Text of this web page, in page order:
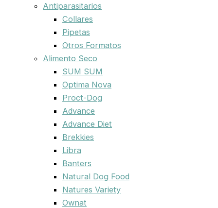
Antiparasitarios
Collares
Pipetas
Otros Formatos
Alimento Seco
SUM SUM
Optima Nova
Proct-Dog
Advance
Advance Diet
Brekkies
Libra
Banters
Natural Dog Food
Natures Variety
Ownat